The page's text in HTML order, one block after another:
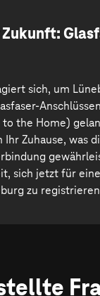
Zukunft:
sich, um
to the Home)
Ihr Zuhause, was
sich jetzt für
zu